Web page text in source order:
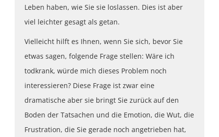
Leben haben, wie Sie sie loslassen. Dies ist aber
viel leichter gesagt als getan.
Vielleicht hilft es Ihnen, wenn Sie sich, bevor Sie
etwas sagen, folgende Frage stellen: Wäre ich
todkrank, würde mich dieses Problem noch
interessieren? Diese Frage ist zwar eine
dramatische aber sie bringt Sie zurück auf den
Boden der Tatsachen und die Emotion, die Wut, die
Frustration, die Sie gerade noch angetrieben hat,